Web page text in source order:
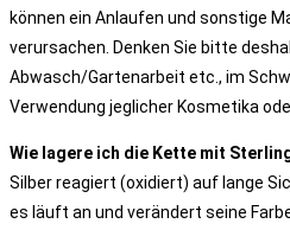
können ein Anlaufen und sonstige
verursachen. Denken Sie bitte
Abwasch/Gartenarbeit etc., im
Verwendung jeglicher Kosmetika
Wie lagere ich die Kette mit
Silber reagiert (oxidiert) auf lange
es läuft an und verändert seine